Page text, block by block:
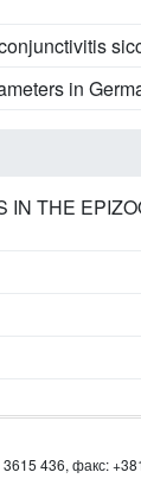
in
THE
436, факс: